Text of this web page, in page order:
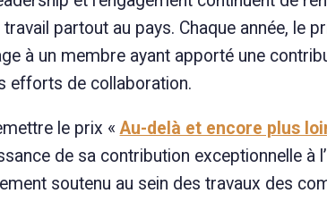
partout au pays. Chaque année, le
à un membre ayant apporté une
efforts de collaboration.
le prix «Au-delà et encore plus
de sa contribution exceptionnelle à
soutenu au sein des travaux des